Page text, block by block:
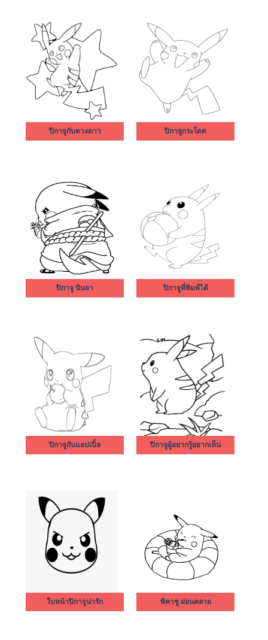
ปิกาจูกับดวงดาว ปิกาจูกระโดด
ปิกาจู นินจา ปิกาจูที่พิมพ์ได้
ปิกาจูกับแอปเปิ้ล ปิกาจูผู้อยากรู้อยากเห็น
ใบหน้าปิกาจูน่ารัก พิคาชู ผ่อนคลาย